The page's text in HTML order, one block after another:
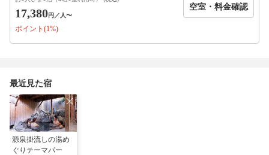
・季節のデザート
※季節や仕入れ状況により内容が変更となる場合がございます。
汁を添えて、
清らかな朝の空気とともに、穏やかな時間をお過ごしください。
【館内設備】
・駐車場無料
・貸切露天利用無料／予約不要（湯めぐりパスポート制）
・ロビーにて無料ドリンクサービス
17,380円 ／人〜
ポイント(1%)
空室・料金確認
最近見た宿
源泉掛流しの湯め
ぐりテーマパー